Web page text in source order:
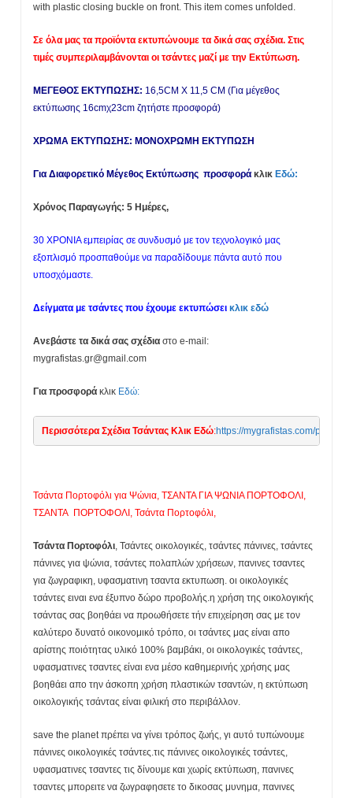
with plastic closing buckle on front. This item comes unfolded.
Σε όλα μας τα προϊόντα εκτυπώνουμε τα δικά σας σχέδια.Στις
τιμές συμπεριλαμβάνονται οι τσάντες μαζί με την Εκτύπωση.
ΜΕΓΕΘΟΣ ΕΚΤΥΠΩΣΗΣ: 16,5CM X 11,5 CM (Για μέγεθος
εκτύπωσης 16cmχ23cm ζητήστε προσφορά)
ΧΡΩΜΑ ΕΚΤΥΠΩΣΗΣ: ΜΟΝΟΧΡΩΜΗ ΕΚΤΥΠΩΣΗ
Για Διαφορετικό Μέγεθος Εκτύπωσης προσφοράκλικ Εδώ:
Χρόνος Παραγωγής: 5 Ημέρες,
30 ΧΡΟΝΙΑ εμπειρίας σε συνδυσμό με τον τεχνολογικό μας
εξοπλισμό προσπαθούμε να παραδίδουμε πάντα αυτό που
υποσχόμαστε.
Δείγματα με τσάντες που έχουμε εκτυπώσει κλικ εδώ
Ανεβάστε τα δικά σας σχέδια στο e-mail:
mygrafistas.gr@gmail.com
Για προσφορά κλικ Εδώ:
Περισσότερα Σχέδια Τσάντας Κλικ Εδώ:https://mygrafistas.com/
Τσάντα Πορτοφόλι για Ψώνια, ΤΣΑΝΤΑ ΓΙΑ ΨΩΝΙΑ ΠΟΡΤΟΦΟΛΙ,
ΤΣΑΝΤΑ ΠΟΡΤΟΦΟΛΙ, Τσάντα Πορτοφόλι,
Τσάντα Πορτοφόλι, Τσάντες οικολογικές, τσάντες πάνινες, τσάντες
πάνινες για ψώνια, τσάντες πολαπλών χρήσεων, πανινες τσαντες
για ζωγραφικη, υφασματινη τσαντα εκτυπωση. οι οικολογικές
τσάντες ειναι ενα έξυπνο δώρο προβολής.η χρήση της οικολογικής
τσάντας σας βοηθάει να προωθήσετε τήν επιχείρηση σας με τον
καλύτερο δυνατό οικονομικό τρόπο, οι τσάντες μας είναι απο
αρίστης ποιότητας υλικό 100% βαμβάκι, οι οικολογικές τσάντες,
υφασματινες τσαντες είναι ενα μέσο καθημερινής χρήσης μας
βοηθάει απο την άσκοπη χρήση πλαστικών τσαντών, η εκτύπωση
οικολογικής τσάντας είναι φιλική στο περιβάλλον.
save the planet πρέπει να γίνει τρόπος ζωής, γι αυτό τυπώνουμε
πάνινες οικολογικές τσάντες.τις πάνινες οικολογικές τσάντες,
υφασματινες τσαντες τις δίνουμε και χωρίς εκτύπωση, πανινες
τσαντες μπορειτε να ζωγραφησετε το δικοσας μυνημα, πανινες